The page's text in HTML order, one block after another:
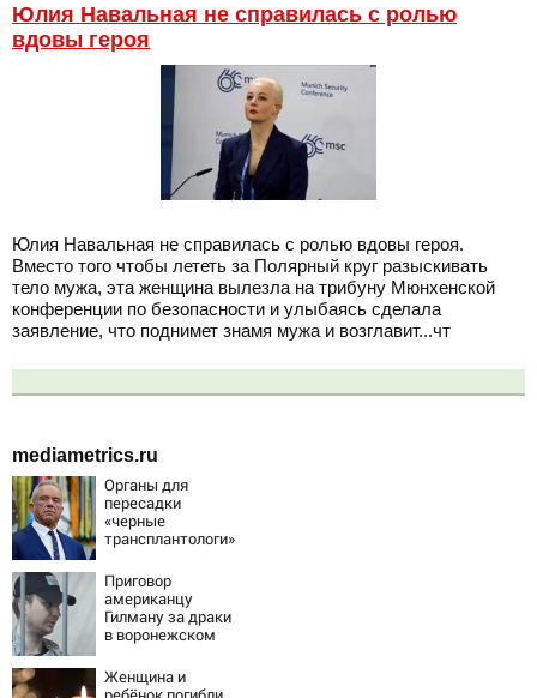
Юлия Навальная не справилась с ролью
вдовы героя
Юлия Навальная не справилась с ролью вдовы героя.
Вместо того чтобы лететь за Полярный круг разыскивать
тело мужа, эта женщина вылезла на трибуну Мюнхенской
конференции по безопасности и улыбаясь сделала
заявление, что поднимет знамя мужа и возглавит...чт
mediametrics.ru
Органы для
пересадки
«черные
трансплантологи»
живых пациентов
Приговор
американцу
Гилману за драки
в воронежском
потребовали
ужесточить -
Женщина и